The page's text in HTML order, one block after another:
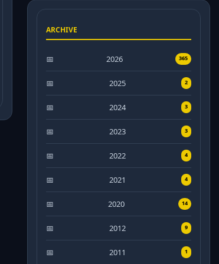
ARCHIVE
2026 365
2025 2
2024 3
2023 3
2022 4
2021 4
2020 14
2012 9
2011 1